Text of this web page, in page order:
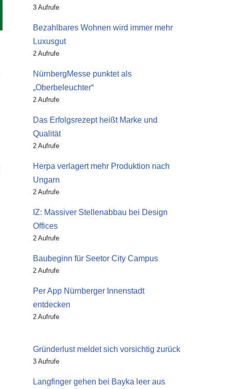
3 Aufrufe
Bezahlbares Wohnen wird immer mehr
Luxusgut
2 Aufrufe
NürnbergMesse punktet als
„Oberbeleuchter“
2 Aufrufe
Das Erfolgsrezept heißt Marke und
Qualität
2 Aufrufe
Herpa verlagert mehr Produktion nach
Ungarn
2 Aufrufe
IZ: Massiver Stellenabbau bei Design
Offices
2 Aufrufe
Baubeginn für Seetor City Campus
2 Aufrufe
Per App Nürnberger Innenstadt
entdecken
2 Aufrufe
Gründerlust meldet sich vorsichtig zurück
3 Aufrufe
Langfinger gehen bei Bayka leer aus